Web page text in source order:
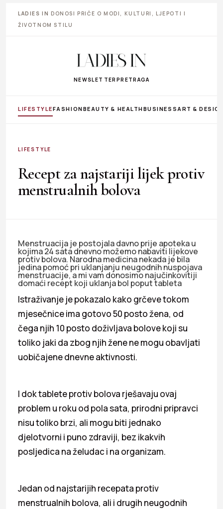
LADIES IN DONOSI PRIČE O MODI, KULTURI, LJEPOTI I
ŽIVOTNOM STILU
NEWSLETTER PRETRAGA
LIFESTYLEFASHIONBEAUTY & HEALTHBUSINESS ART &
LIFESTYLE
Recept za najstariji lijek protiv
menstrualnih bolova
Menstruacija je postojala davno prije apoteka u
kojima 24 sata dnevno možemo nabaviti lijekove
protiv bolova. Narodna medicina nekada je bila
jedina pomoć pri uklanjanju neugodnih nuspojava
menstruacije, a mi vam donosimo najučinkovitiji
domaći recept koji uklanja bol poput tableta
Istraživanje je pokazalo kako grčeve tokom
mjesečnice ima gotovo 50 posto žena, od
čega njih 10 posto doživljava bolove koji su
toliko jaki da zbog njih žene ne mogu obavljati
uobičajene dnevne aktivnosti.
I dok tablete protiv bolova rješavaju ovaj
problem u roku od pola sata, prirodni pripravci
nisu toliko brzi, ali mogu biti jednako
djelotvorni i puno zdraviji, bez ikakvih
posljedica na želudac i na organizam.
Jedan od najstarijih recepata protiv
menstrualnih bolova, ali i drugih neugodnih